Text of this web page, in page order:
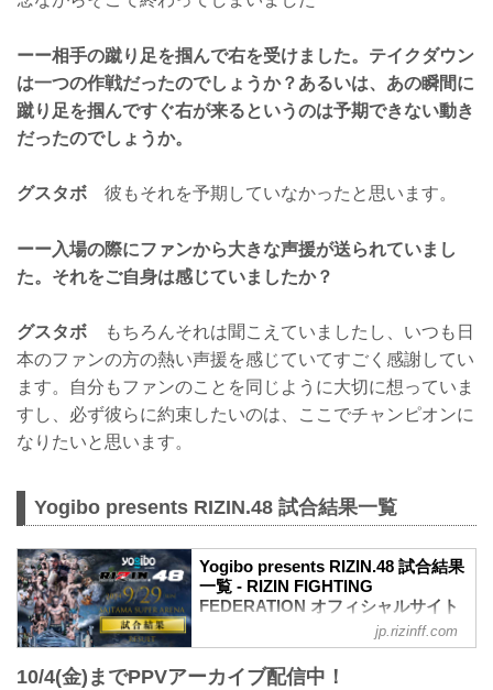
ーー相手の蹴り足を掴んで右を受けました。テイクダウン
は一つの作戦だったのでしょうか？あるいは、あの瞬間に
蹴り足を掴んですぐ右が来るというのは予期できない動き
だったのでしょうか。
グスタボ 彼もそれを予期していなかったと思います。
ーー入場の際にファンから大きな声援が送られていまし
た。それをご自身は感じていましたか？
グスタボ もちろんそれは聞こえていましたし、いつも日
本のファンの方の熱い声援を感じていてすごく感謝してい
ます。自分もファンのことを同じように大切に想っていま
すし、必ず彼らに約束したいのは、ここでチャンピオンに
なりたいと思います。
Yogibo presents RIZIN.48 試合結果一覧
Yogibo presents RIZIN.48 試合結果
一覧 - RIZIN FIGHTING
FEDERATION オフィシャルサイト
第11試合／ホベルト・サトシ・ソウザ
ライト級タイトルマッチ
jp.rizinff.com
10/4(金)までPPVアーカイブ配信中！